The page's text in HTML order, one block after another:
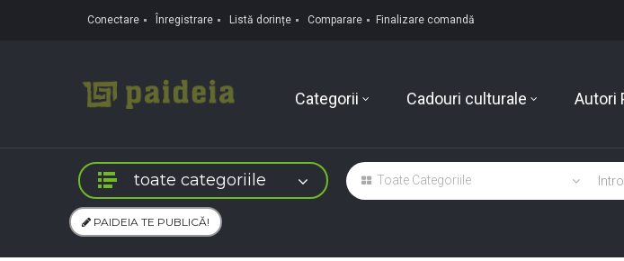
Conectare Înregistrare Listă dorințe Comparare Finalizare comandă
Categorii Cadouri culturale Autori
toate categoriile
PAIDEIA TE PUBLICĂ!